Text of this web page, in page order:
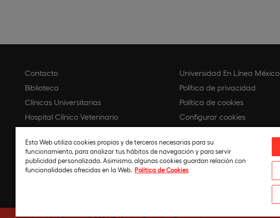
Contacto
Biblioteca
Clínicas Universitarias
Hospital Clínico Veterinario
Universidad Virtual Colombia
Universidad Online Ecuador
Universidad Online Perú
Universidad En Línea México
Política de privacidad
Política de cookies
Configurar cookies
Política de compliance
Código ético
Política de IA
Esta Web utiliza cookies propias y de terceros necesarias para su
funcionamiento, para analizar tus hábitos de navegación y para servir
publicidad personalizada. Asimismo, algunas cookies guardan relación con
funcionalidades ofrecidas en la Web. Política de Cookies